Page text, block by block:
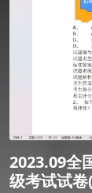
2023.09全
级考试试